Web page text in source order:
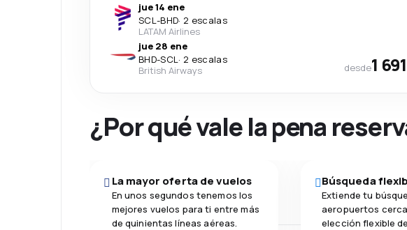
jue 14 ene
SCL-BHD· 2 escalas
LATAM Airlines
jue 28 ene
BHD-SCL· 2 escalas
British Airways
desde1
¿Por qué vale la pena
La mayor oferta de vuelos
En unos segundos tenemos los
mejores vuelos para ti entre más
de quinientas líneas aéreas.
Búsqueda
Extiende tu
aeropuertos
elección flexible